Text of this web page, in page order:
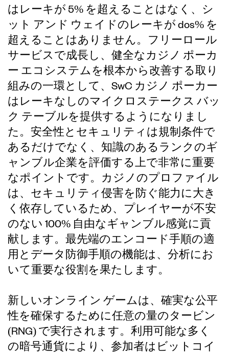
はレーキが 5% を超えることはなく、シ
ット アンド ウェイドのレーキが dos% を
超えることはありません。フリーロール
サービスで成長し、健全なカジノ ポーカ
ー エコシステムを根本から改善する取り
組みの一環として、SwC カジノ ポーカー
はレーキなしのマイクロステークス バッ
ク テーブルを提供するようになりまし
た。安全性とセキュリティは規制条件で
あるだけでなく、知識のあるランクのギ
ャンブル企業を評価する上で非常に重要
なポイントです。カジノのプロファイル
は、セキュリティ侵害を防ぐ能力に大き
く依存しているため、プレイヤーが不安
のない 100% 自由なギャンブル感覚に貢
献します。最先端のエンコード手順の適
用とデータ防御手順の機能は、分析にお
いて重要な役割を果たします。
新しいオンライン ゲームは、確実な公平
性を確保するために任意の量のタービン
(RNG) で実行されます。利用可能な多く
の暗号通貨により、参加者はビットコイ